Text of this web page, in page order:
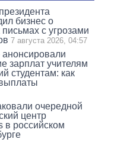
бизнес о
с угрозами
7 августа 2026, 04:57
анонсировали
зарплат учителям
студентам: как
очередной
центр
в российском